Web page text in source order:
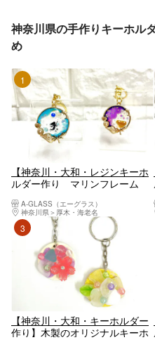
神奈川県の手作りキーホル
め
1位
【神奈川・大和・レジンキーホ
ルダー作り マリンフレーム
ンキーホルダー1個
A-GLASS（エーグラス）
神奈川県
厚木・海老名
3位
【神奈川・大和・キーホルダー
作り】木製のオリジナルキーホ